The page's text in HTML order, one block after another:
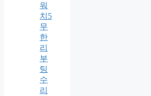
워
치5
무
한
리
부
팅
수
리